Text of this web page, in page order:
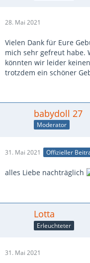
28. Mai 2021
Vielen Dank für Eure
mich sehr gefreut habe.
könnten wir leider
trotzdem ein schöner
babydoll 27
Moderator
31. Mai 2021 Offizieller
alles Liebe nachträglich
Lotta
Erleuchteter
31. Mai 2021